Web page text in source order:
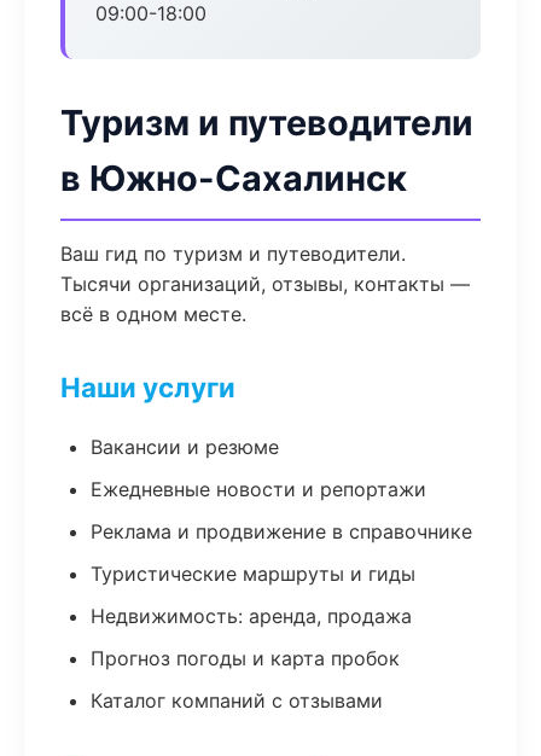
09:00-18:00
Туризм и путеводители
в Южно-Сахалинск
Ваш гид по туризм и путеводители.
Тысячи организаций, отзывы, контакты —
всё в одном месте.
Наши услуги
Вакансии и резюме
Ежедневные новости и репортажи
Реклама и продвижение в справочнике
Туристические маршруты и гиды
Недвижимость: аренда, продажа
Прогноз погоды и карта пробок
Каталог компаний с отзывами